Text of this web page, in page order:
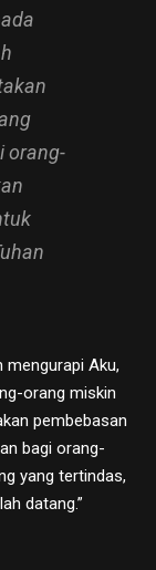
orang-
mengurapi Aku,
orang miskin
pembebasan
bagi orang-
yang tertindas,
datang.”